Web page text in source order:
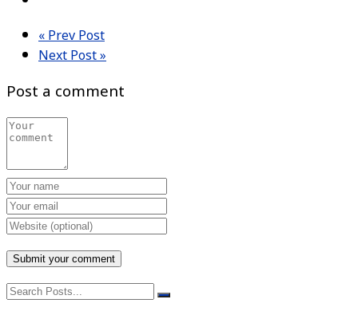
« Prev Post
Next Post »
Post a comment